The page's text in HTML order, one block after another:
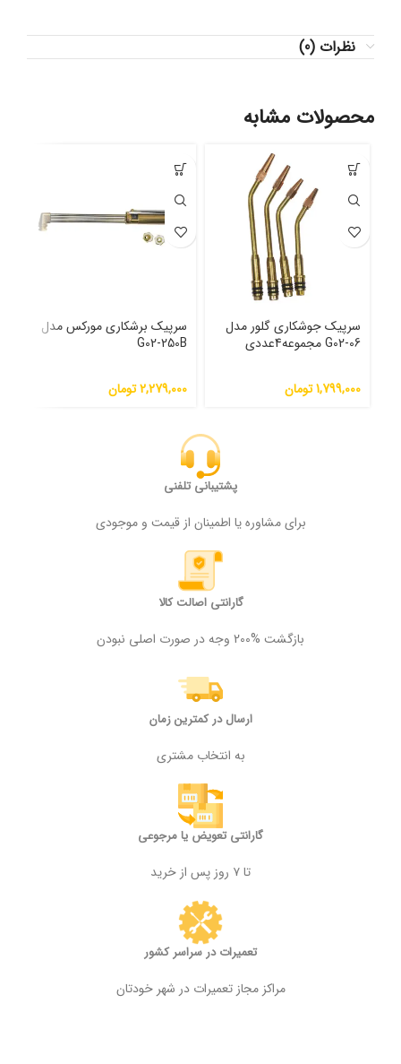
نظرات (0)
محصولات مشابه
سرپیک جوشکاری گلور مدل
G02-06 مجموعه4عددی
1,799,000تومان
سرپیک برشکاری مورکس مدل
G02-250B
2,279,000تومان
پشتیبانی تلفنی
برای مشاوره یا اطمینان از قیمت و موجودی
گارانتی اصالت کالا
بازگشت %200 وجه در صورت اصلی نبودن
ارسال در کمترین زمان
به انتخاب مشتری
گارانتی تعویض یا مرجوعی
تا ۷ روز پس از خرید
تعمیرات در سراسر کشور
مراکز مجاز تعمیرات در شهر خودتان